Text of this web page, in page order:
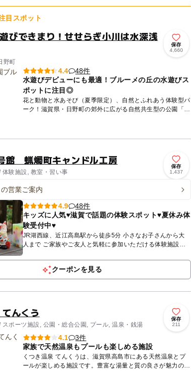
目スポット
びできまり！せせらぎ小川は水深浅
野町
保存
4,660
4.4
48件
水遊びデビューにも最適！ブルーメの丘の水遊びス
ポットに注目◎
花と動物と水あそび（夏季限定）、自然とふれあう体験型パ
ーク！滋賀県・日野町の郊外に広がる自然共生型の公園「ブ
館 蝋燭町キャンドル工房
体験施設, 教室・習い事
保存
1,437
営業ご案内
4.9
48件
キッズに人気♥️滋賀で話題の体験スポット♥️夏休み体
験受付中♥️
JR湖西線、近江高島駅から徒歩5分 小さなお子さんから大
人まで ご家族やご友人と気軽に参加いただける体験施設で
クーポンを見る
んくう
スポーツ施設, 公園・総合公園, プール, 温泉・銭湯
保存
211
4.1
3件
家族で天然温泉もプールも楽しめる施設
くつき温泉 てんくうは、滋賀県高島市にある天然温泉とプ
ールが楽しめる施設です。豊富な湯量と質の良さが魅力のア